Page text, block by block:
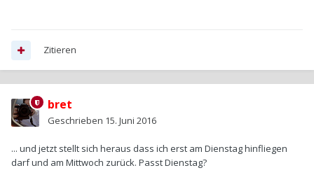
Zitieren
bret
Geschrieben 15. Juni 2016
... und jetzt stellt sich heraus dass ich erst am Dienstag hinfliegen
darf und am Mittwoch zurück. Passt Dienstag?